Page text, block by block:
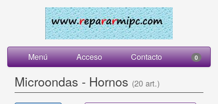
Menú Acceso Contacto 0
Microondas - Hornos (20 art.)